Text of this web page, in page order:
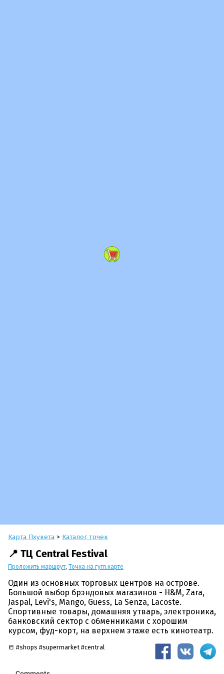
Карта Пхукета > Каталог точек
📍 ТЦ Central Festival
Проложить маршрут, Точка на гугл.карте
Один из основных торговых центров на острове.
Большой выбор брэндовых магазинов - H&M, Zara,
Jaspal, Levi's, Mango, Guess, La Senza, Lacoste.
Спортивные товары, домашняя утварь, электроника,
банковский сектор с обменниками с хорошим
курсом, фуд-корт, на верхнем этаже есть кинотеатр.
📒 #shops #supermarket #central